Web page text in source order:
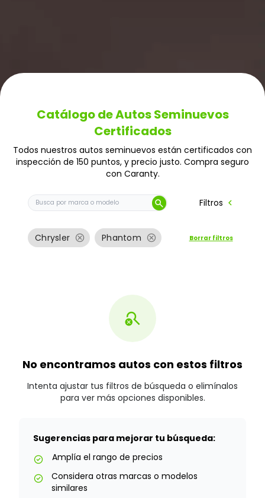
Catálogo de Autos Seminuevos
Certificados
Todos nuestros autos seminuevos están certificados con
inspección de 150 puntos, y precio justo. Compra seguro
con Caranty.
Buscar auto por marca o modelo
search Filtros chevron_left
Chrysler cancel Phantom cancel Borrar filtros
search_off
No encontramos autos con estos filtros
Intenta ajustar tus filtros de búsqueda o elimínalos
para ver más opciones disponibles.
Sugerencias para mejorar tu búsqueda:
check_circle Amplía el rango de precios
check_circle
Considera otras marcas o modelos
similares